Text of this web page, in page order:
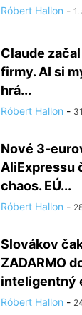
Róbert Hallon -
Claude
firmy. AI si
hrá...
Róbert Hallon -
Nové 3-
AliExpressu
chaos. EÚ...
Róbert Hallon -
Slovákov
ZADARMO
inteligentný
Róbert Hallon -